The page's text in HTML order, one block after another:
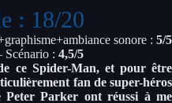
: 18/20
sonore : 5/5
Scénario : 4,5/5
ce Spider-Man, et pour être
fan de super-héros
Peter Parker ont réussi à me